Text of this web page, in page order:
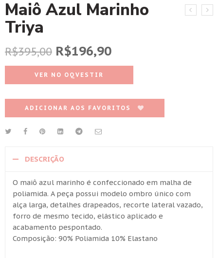
Maiô Azul Marinho
Triya
R$395,00 R$196,90
VER NO OQVESTIR
ADICIONAR AOS FAVORITOS
DESCRIÇÃO
O maiô azul marinho é confeccionado em malha de
poliamida. A peça possui modelo ombro único com
alça larga, detalhes drapeados, recorte lateral vazado,
forro de mesmo tecido, elástico aplicado e
acabamento pespontado.
Composição: 90% Poliamida 10% Elastano